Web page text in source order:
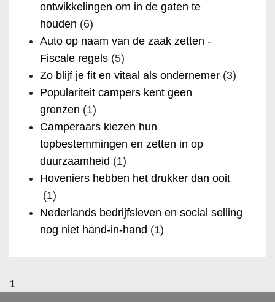
ontwikkelingen om in de gaten te
houden (6)
Auto op naam van de zaak zetten -
Fiscale regels (5)
Zo blijf je fit en vitaal als ondernemer (3)
Populariteit campers kent geen
grenzen (1)
Camperaars kiezen hun
topbestemmingen en zetten in op
duurzaamheid (1)
Hoveniers hebben het drukker dan ooit
(1)
Nederlands bedrijfsleven en social selling
nog niet hand-in-hand (1)
1